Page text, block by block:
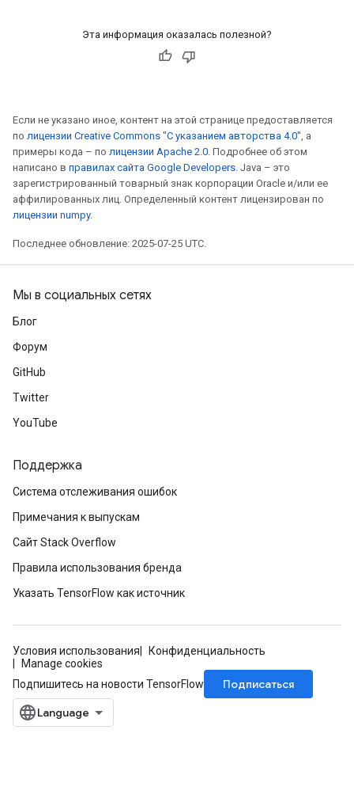
Эта информация оказалась полезной?
Если не указано иное, контент на этой странице предоставляется
по лицензии Creative Commons "С указанием авторства 4.0", а
примеры кода – по лицензии Apache 2.0. Подробнее об этом
написано в правилах сайта Google Developers. Java – это
зарегистрированный товарный знак корпорации Oracle и/или ее
аффилированных лиц. Определенный контент лицензирован по
лицензии numpy.
Последнее обновление: 2025-07-25 UTC.
Мы в социальных сетях
Блог
Форум
GitHub
Twitter
YouTube
Поддержка
Система отслеживания ошибок
Примечания к выпускам
Сайт Stack Overflow
Правила использования бренда
Указать TensorFlow как источник
Условия использования
Конфиденциальность
Manage cookies
Подпишитесь на новости TensorFlow
Подписаться